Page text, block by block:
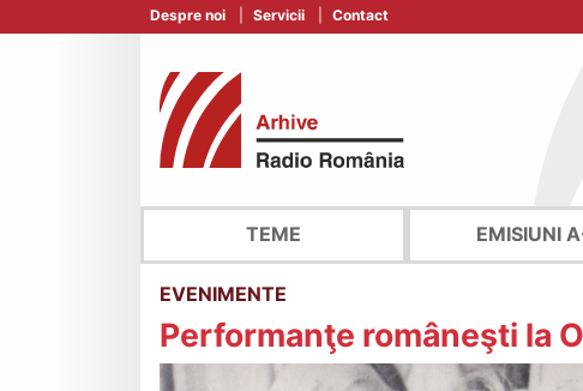
Despre noi Servicii Contact
TEME EMISIUNI
EVENIMENTE
Performanţe româneşti la